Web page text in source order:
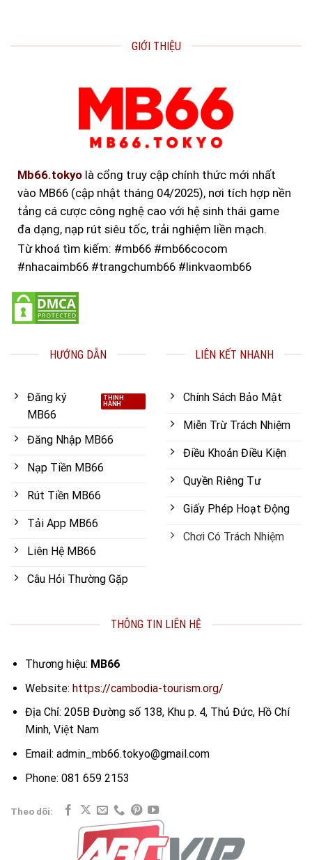
GIỚI THIỆU
Mb66.tokyo là cổng truy cập chính thức mới nhất
vào MB66 (cập nhật tháng 04/2025), nơi tích hợp nền
tảng cá cược công nghệ cao với hệ sinh thái game
đa dạng, nạp rút siêu tốc, trải nghiệm liền mạch.
Từ khoá tìm kiếm: #mb66 #mb66cocom
#nhacaimb66 #trangchumb66 #linkvaomb66
HƯỚNG DẪN
Đăng ký
MB66
Đăng Nhập MB66
Nạp Tiền MB66
Rút Tiền MB66
Tải App MB66
Liên Hệ MB66
Câu Hỏi Thường Gặp
LIÊN KẾT NHANH
Chính Sách Bảo Mật
Miễn Trừ Trách Nhiệm
Điều Khoản Điều Kiện
Quyền Riêng Tư
Giấy Phép Hoạt Động
Chơi Có Trách Nhiệm
THÔNG TIN LIÊN HỆ
Thương hiệu: MB66
Website: https://cambodia-tourism.org/
Địa Chỉ: 205B Đường số 138, Khu p. 4, Thủ Đức, Hồ Chí
Minh, Việt Nam
Email: admin_mb66.tokyo@gmail.com
Phone: 081 659 2153
Theo dõi: